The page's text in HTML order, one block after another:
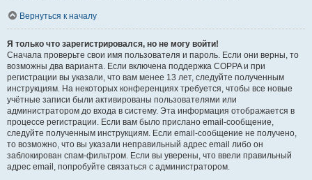
Вернуться к началу
Я только что зарегистрировался, но не могу войти!
Сначала проверьте свои имя пользователя и пароль. Если они верны, то
возможны два варианта. Если включена поддержка COPPA и при
регистрации вы указали, что вам менее 13 лет, следуйте полученным
инструкциям. На некоторых конференциях требуется, чтобы все новые
учётные записи были активированы пользователями или
администратором до входа в систему. Эта информация отображается в
процессе регистрации. Если вам было прислано email-сообщение,
следуйте полученным инструкциям. Если email-сообщение не получено,
то возможно, что вы указали неправильный адрес email либо он
заблокирован спам-фильтром. Если вы уверены, что ввели правильный
адрес email, попробуйте связаться с администратором.